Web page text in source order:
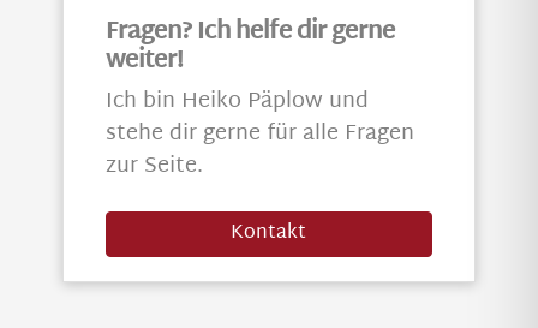
Fragen? Ich helfe dir gerne
weiter!
Ich bin Heiko Päplow und
stehe dir gerne für alle Fragen
zur Seite.
Kontakt